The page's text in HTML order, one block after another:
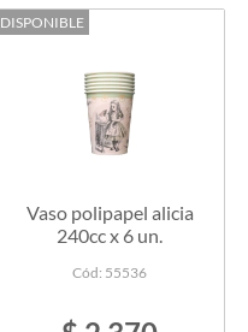
DISPONIBLE
Vaso polipapel alicia
240cc x 6 un.
Cód: 55536